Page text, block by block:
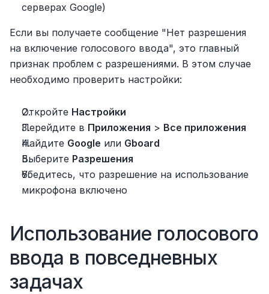
серверах Google)
Если вы получаете сообщение "Нет разрешения
на включение голосового ввода", это главный
признак проблем с разрешениями. В этом случае
необходимо проверить настройки:
Откройте Настройки
Перейдите в Приложения > Все приложения
Найдите Google или Gboard
Выберите Разрешения
Убедитесь, что разрешение на использование
микрофона включено
Использование голосового
ввода в повседневных
задачах